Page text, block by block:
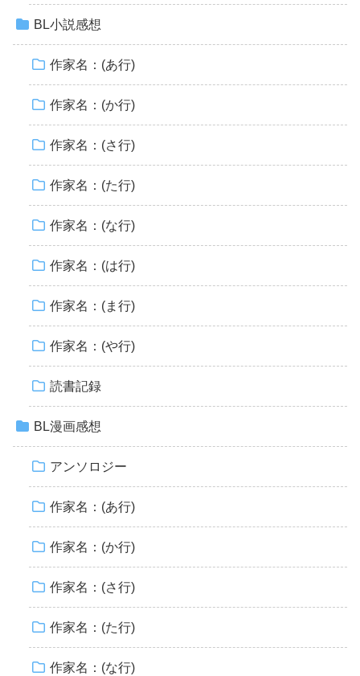
BL小説感想
作家名：(あ行)
作家名：(か行)
作家名：(さ行)
作家名：(た行)
作家名：(な行)
作家名：(は行)
作家名：(ま行)
作家名：(や行)
読書記録
BL漫画感想
アンソロジー
作家名：(あ行)
作家名：(か行)
作家名：(さ行)
作家名：(た行)
作家名：(な行)